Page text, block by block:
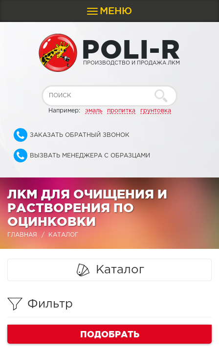
Toggle
navigation
МЕНЮ
POLI-R
ПРОИЗВОДСТВО И ПРОДАЖА ЛКМ
Например: эмаль пропитка грунтовка
ЗАКАЗАТЬ ОБРАТНЫЙ ЗВОНОК
ВЫЗВАТЬ МЕНЕДЖЕРА С ОБРАЗЦАМИ
ЛКМ ДЛЯ ОЧИЩЕНИЯ И
РАСТВОРЕНИЯ ПО
ОЦИНКОВКИ
ГЛАВНАЯ КАТАЛОГ
Каталог
Фильтр
ПОДОБРАТЬ